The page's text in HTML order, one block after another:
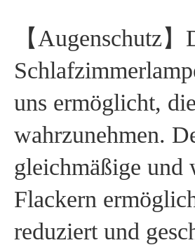
【Augenschutz
uns ermöglicht,
wahrzunehmen.
gleichmäßige und
Flackern
reduziert und